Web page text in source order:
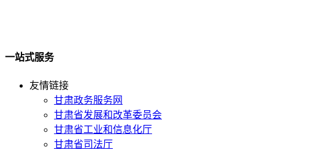
一站式服务
友情链接
甘肃政务服务网
甘肃省发展和改革委员会
甘肃省工业和信息化厅
甘肃省司法厅